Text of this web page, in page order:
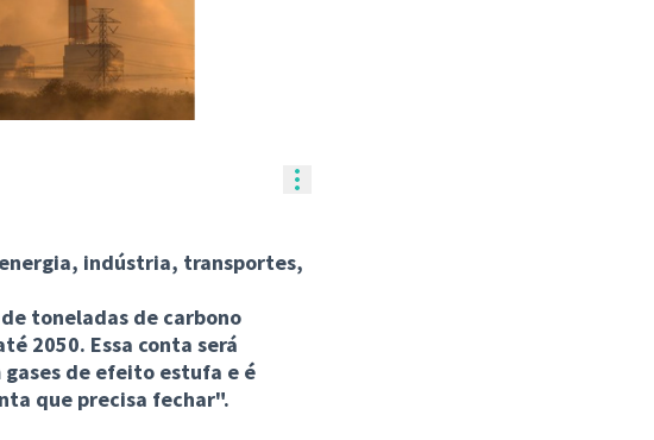
Controles de recursos
indústria, transportes,
toneladas de carbono
2050. Essa conta será
de efeito estufa e é
que precisa fechar".